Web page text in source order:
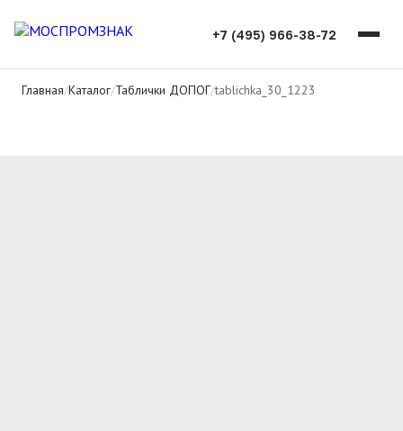
+7 (495) 966-38-72
Главная/Каталог/Таблички ДОПОГ/tablichka_30_1223